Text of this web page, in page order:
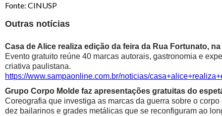
Fonte: CINUSP
Outras notícias
Casa de Alice realiza edição da feira da Rua Fortunato,
Evento gratuito reúne 40 marcas autorais, gastronomia e
criativa paulistana.
https://www.sampaonline.com.br/noticias/
Grupo Corpo Molde faz apresentações gratuitas do
Coreografia que investiga as marcas da guerra sobre o
dez bailarinos e grades metálicas que se reconfiguram ao